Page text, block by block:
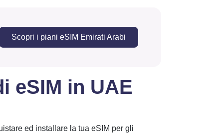
Scopri i piani eSIM Emirati Arabi
eSIM in UAE
ed installare la tua eSIM per gli